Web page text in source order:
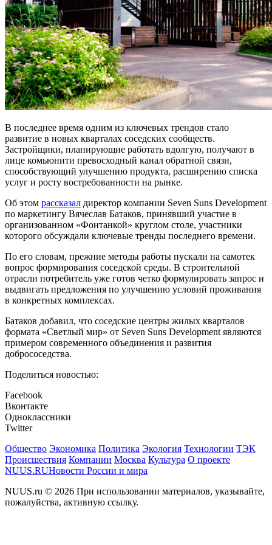
В последнее время одним из ключевых трендов стало
развитие в новых кварталах соседских сообществ.
Застройщики, планирующие работать вдолгую, получают в
лице комьюнити превосходный канал обратной связи,
способствующий улучшению продукта, расширению списка
услуг и росту востребованности на рынке.
Об этом рассказал директор компании Seven Suns Development
по маркетингу Вячеслав Батаков, принявший участие в
организованном «Фонтанкой» круглом столе, участники
которого обсуждали ключевые тренды последнего времени.
По его словам, прежние методы работы пускали на самотек
вопрос формирования соседской среды. В строительной
отрасли потребитель уже готов четко формулировать запрос и
выдвигать предложения по улучшению условий проживания
в конкретных комплексах.
Батаков добавил, что соседские центры жилых кварталов
формата «Светлый мир» от Seven Suns Development являются
примером современного объединения и развития
добрососедства.
Поделиться новостью:
Facebook
Вконтакте
Одноклассники
Twitter
Общество Экономика Политика Экология Технологии ТЭК
Происшествия Компании Москва Культура О проекте
NUUS.RUНовости России и мира
NUUS.ru © 2026 При использовании материалов, указывайте,
пожалуйства, активную ссылку.